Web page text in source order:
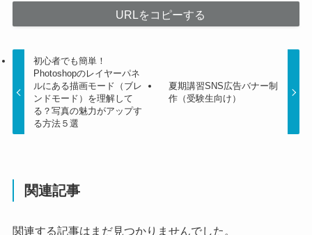
URLをコピーする
初心者でも簡単！
Photoshopのレイヤーパネ
ルにある描画モード（ブレ
ンドモード）を理解して
る？写真の魅力がアップす
る方法５選
夏期講習SNS広告バナー制
作（受験生向け）
関連記事
関連する記事はまだ見つかりませんでした。